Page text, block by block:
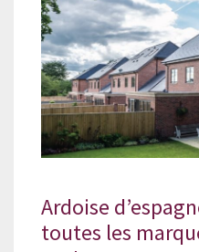
Ardoise
toutes les